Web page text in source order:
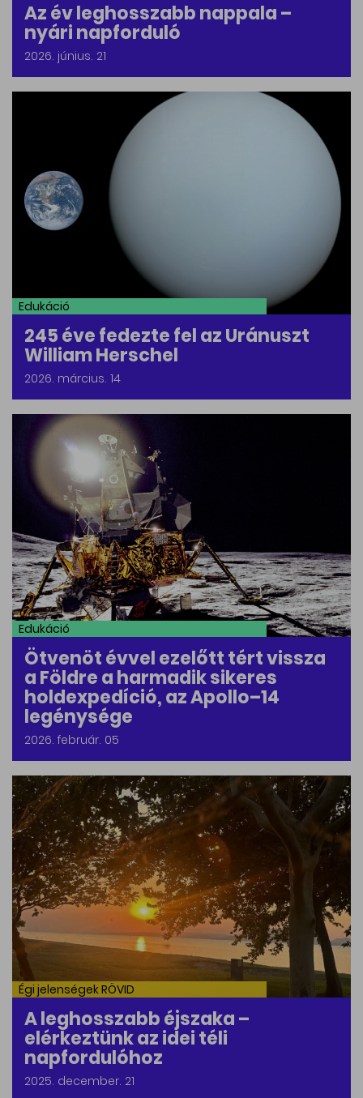
Az év leghosszabb nappala –
nyári napforduló
2026. június. 21
Edukáció
245 éve fedezte fel az Uránuszt
William Herschel
2026. március. 14
Edukáció
Ötvenöt évvel ezelőtt tért vissza
a Földre a harmadik sikeres
holdexpedíció, az Apollo–14
legénysége
2026. február. 05
Égi jelenségek RÖVID
A leghosszabb éjszaka –
elérkeztünk az idei téli
napfordulóhoz
2025. december. 21